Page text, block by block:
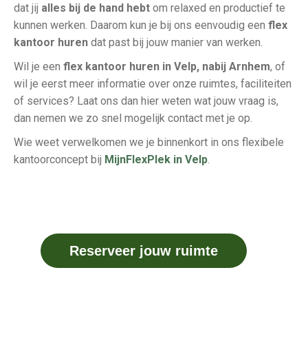
dat jij alles bij de hand hebt om relaxed en productief te
kunnen werken. Daarom kun je bij ons eenvoudig een flex
kantoor huren dat past bij jouw manier van werken.
Wil je een flex kantoor huren in Velp, nabij Arnhem, of
wil je eerst meer informatie over onze ruimtes, faciliteiten
of services? Laat ons dan hier weten wat jouw vraag is,
dan nemen we zo snel mogelijk contact met je op.
Wie weet verwelkomen we je binnenkort in ons flexibele
kantoorconcept bij MijnFlexPlek in Velp
Reserveer jouw ruimte